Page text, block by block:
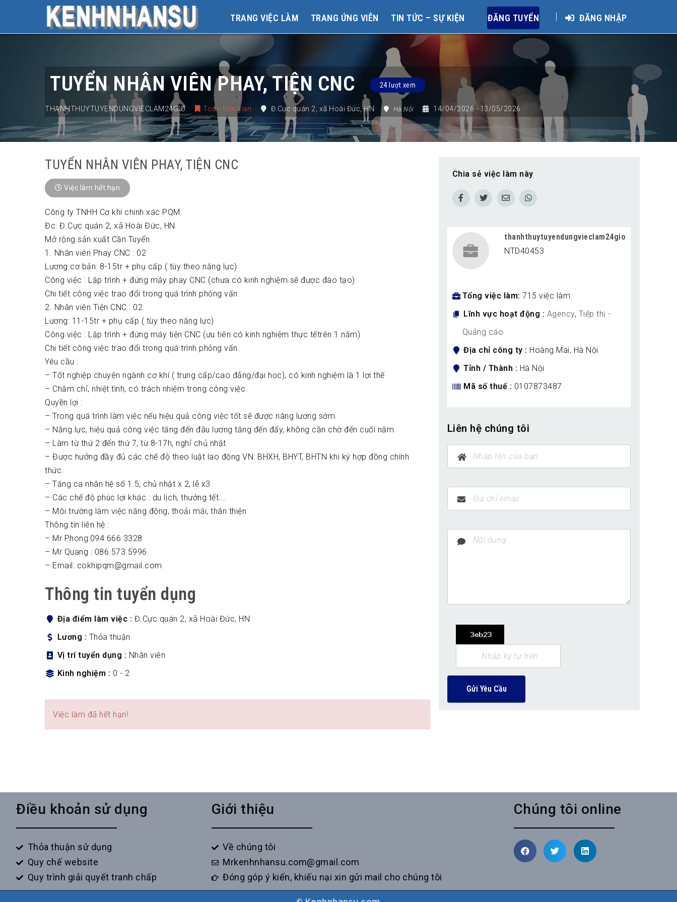
TRANG VIỆC LÀM TRANG ỨNG VIÊN TIN TỨC – SỰ KIỆN ĐĂNG TUYỂN ĐĂNG NHẬP
TUYỂN NHÂN VIÊN PHAY, TIỆN CNC 24 lượt xem
THANHTHUYTUYENDUNGVIECLAM24GIO Toàn thời gian Đ.Cực quán 2 xã Hoài Đức ,HN Hà Nội 14/04/2026 - 13/05/2026
TUYỂN NHÂN VIÊN PHAY, TIỆN CNC
Việc làm hết hạn
Công ty TNHH Cơ khí chính xác PQM
Đc: Đ.Cực quán 2, xã Hoài Đức, HN
Mở rộng sản xuất Cần Tuyển
1. Nhân viên Phay CNC : 02
Lương cơ bản: 8-15tr + phụ cấp ( tùy theo năng lực)
Công việc : Lập trình + đứng máy phay CNC (chưa có kinh nghiệm sẽ được đào tạo)
Chi tiết công việc trao đổi trong quá trình phỏng vấn.
2. Nhân viên Tiện CNC : 02
Lương: 11-15tr + phụ cấp ( tùy theo năng lực)
Công việc : Lập trình + đứng máy tiện CNC (ưu tiên có kinh nghiệm thực tếtrên 1 năm)
Chi tiết công việc trao đổi trong quá trình phỏng vấn.
Yêu cầu :
– Tốt nghiệp chuyên ngành cơ khí ( trung cấp/cao đẳng/đại học), có kinh nghiệm là 1 lợi thế
– Chăm chỉ, nhiệt tình, có trách nhiệm trong công việc
Quyền lợi :
– Trong quá trình làm việc nếu hiệu quả công việc tốt sẽ được nâng lương sớm.
– Năng lực, hiệu quả công việc tăng đến đâu lương tăng đến đấy, không cần chờ đến cuối năm
– Làm từ thứ 2 đến thứ 7, từ 8-17h, nghỉ chủ nhật
– Được hưởng đầy đủ các chế độ theo luật lao động VN: BHXH, BHYT, BHTN khi ký hợp đồng chính
thức.
– Tăng ca nhân hệ số 1.5, chủ nhật x 2, lễ x3
– Các chế độ phúc lợi khác : du lịch, thưởng tết….
– Môi trường làm việc năng động, thoải mái, thân thiện
Thông tin liên hệ :
– Mr Phong:094.666.3328
– Mr Quang : 086.573.5996
– Email: cokhipqm@gmail.com
Thông tin tuyển dụng
Địa điểm làm việc
Đ.Cực quán 2, xã Hoài Đức, HN
Lương
Thỏa thuận
Vị trí tuyển dụng
Nhân viên
Kinh nghiệm
0 - 2
Việc làm đã hết hạn!
Chia sẻ việc làm này
thanhthuytuyendungvieclam24gio
NTD40453
Tổng việc làm 715 việc làm
Lĩnh vực hoạt động
Agency, Tiếp thị -
Quảng cáo
Địa chỉ công ty
Hoàng Mai, Hà Nội
Tỉnh / Thành
Hà Nội
Mã số thuế
0107873487
Liên hệ chúng tôi
Gửi Yêu Cầu
Điều khoản sử dụng
Thỏa thuận sử dụng
Quy chế website
Quy trình giải quyết tranh chấp
Giới thiệu
Về chúng tôi
Mrkenhnhansu.com@gmail.com
Đóng góp ý kiến, khiếu nại xin gửi mail cho chúng tôi
Chúng tôi online